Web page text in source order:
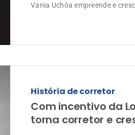
Vania Uchôa empreende e
História de corretor
Com incentivo da
torna corretor e